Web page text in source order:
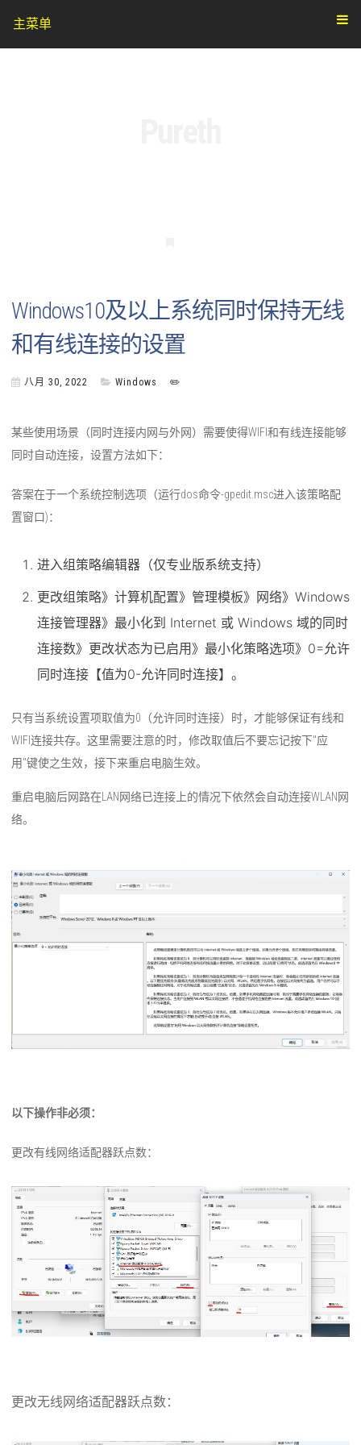
主菜单
Windows10及以上系统同时保持无线
和有线连接的设置
八月 30, 2022 Windows ✏️
某些使用场景（同时连接内网与外网）需要使得WIFI和有线连接能够
同时自动连接，设置方法如下：
答案在于一个系统控制选项（运行dos命令-gpedit.msc进入该策略配
置窗口)：
进入组策略编辑器（仅专业版系统支持）
更改组策略》计算机配置》管理模板》网络》Windows
连接管理器》最小化到 Internet 或 Windows 域的同时
连接数》更改状态为已启用》最小化策略选项》0=允许
同时连接【值为0-允许同时连接】。
只有当系统设置项取值为0（允许同时连接）时，才能够保证有线和
WIFI连接共存。这里需要注意的时，修改取值后不要忘记按下"应
用"键使之生效，接下来重启电脑生效。
重启电脑后网路在LAN网络已连接上的情况下依然会自动连接WLAN网
络。
以下操作非必须：
更改有线网络适配器跃点数：
更改无线网络适配器跃点数：